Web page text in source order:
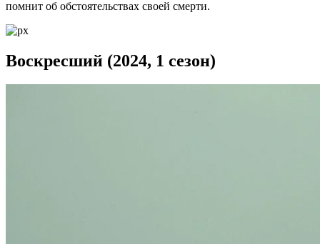
помнит об обстоятельствах своей смерти.
Воскресший (2024, 1 сезон)